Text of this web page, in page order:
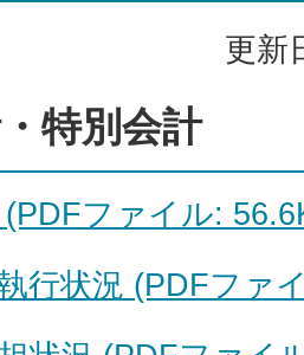
更新
特別会計
ファイル:
行状況 (PDFファ